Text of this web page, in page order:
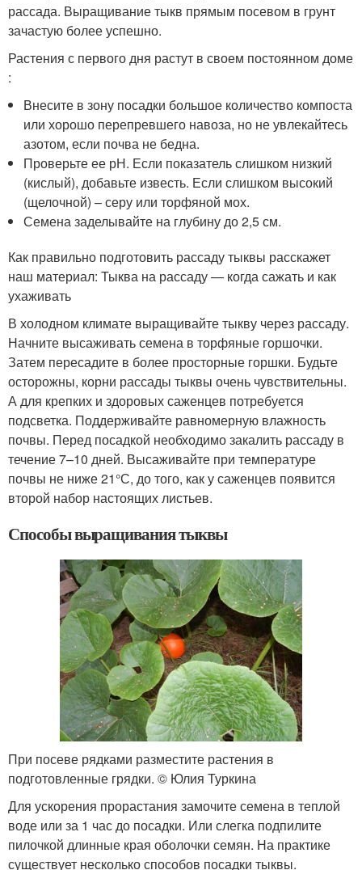
рассада. Выращивание тыкв прямым посевом в грунт
зачастую более успешно.
Растения с первого дня растут в своем постоянном доме
:
Внесите в зону посадки большое количество компоста
или хорошо перепревшего навоза, но не увлекайтесь
азотом, если почва не бедна.
Проверьте ее рН. Если показатель слишком низкий
(кислый), добавьте известь. Если слишком высокий
(щелочной) – серу или торфяной мох.
Семена заделывайте на глубину до 2,5 см.
Как правильно подготовить рассаду тыквы расскажет
наш материал: Тыква на рассаду — когда сажать и как
ухаживать
В холодном климате выращивайте тыкву через рассаду.
Начните высаживать семена в торфяные горшочки.
Затем пересадите в более просторные горшки. Будьте
осторожны, корни рассады тыквы очень чувствительны.
А для крепких и здоровых саженцев потребуется
подсветка. Поддерживайте равномерную влажность
почвы. Перед посадкой необходимо закалить рассаду в
течение 7–10 дней. Высаживайте при температуре
почвы не ниже 21°С, до того, как у саженцев появится
второй набор настоящих листьев.
Способы выращивания тыквы
При посеве рядками разместите растения в
подготовленные грядки. © Юлия Туркина
Для ускорения прорастания замочите семена в теплой
воде или за 1 час до посадки. Или слегка подпилите
пилочкой длинные края оболочки семян. На практике
существует несколько способов посадки тыквы.